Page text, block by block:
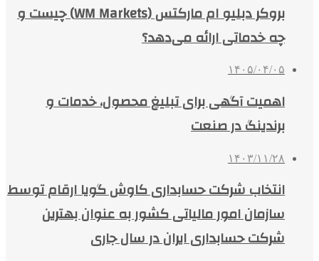
بروکر دبلیو ام مارکتس (WM Markets) چیست و
چه خدماتی ارائه می‌دهد؟
۱۴۰۵/۰۴/۰۵
اهمیت آگهی برای تبلیغ محصول، خدمات و
برندینگ در صنعت
۱۴۰۳/۱۱/۲۸
انتخاب شرکت حسابداری کاوش گویا ارقام توسط
سازمان امور مالیاتی کشور به عنوان بهترین
شرکت حسابداری ایران در سال جاری